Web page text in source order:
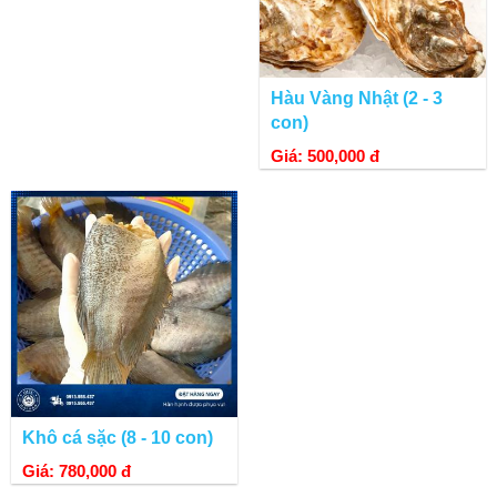
Công ty Tasmanian Seafoods PTY chuyên cung cấp Bào ngư
Úc chất lượng bậc nhất thế giới
Hàu Vàng Nhật (2 - 3
con)
Giá: 500,000 đ
Khô cá sặc (8 - 10 con)
Giá: 780,000 đ